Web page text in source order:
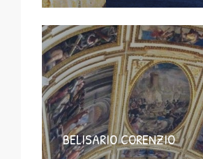
BELISARIO CORENZIO